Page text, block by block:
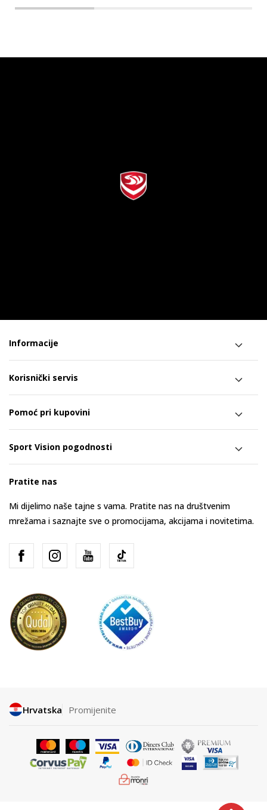
Informacije
Korisnički servis
Pomoć pri kupovini
Sport Vision pogodnosti
Pratite nas
Mi dijelimo naše tajne s vama. Pratite nas na društvenim
mrežama i saznajte sve o promocijama, akcijama i novitetima.
Hrvatska Promijenite